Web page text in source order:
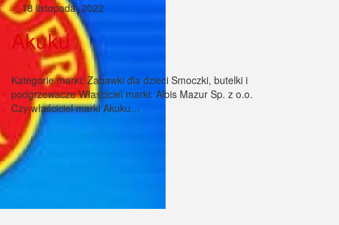
18 listopada, 2022
Akuku
Kategorie marki: Zabawki dla dzieci Smoczki, butelki i
podgrzewacze Właściciel marki: Albis Mazur Sp. z o.o.
Czy właściciel marki Akuku…
Poprzednie